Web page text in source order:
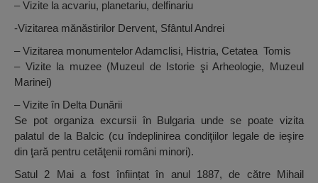
– Vizite la acvariu, planetariu, delfinariu
-Vizitarea mănăstirilor Dervent, Sfântul Andrei
– Vizitarea monumentelor Adamclisi, Histria, Cetatea Tomis
– Vizite la muzee (Muzeul de Istorie şi Arheologie, Muzeul
Marinei)
– Vizite în Delta Dunării
Se pot organiza excursii în Bulgaria unde se poate vizita
palatul de la Balcic (cu îndeplinirea condiţiilor legale de ieşire
din ţară pentru cetăţenii români minori).
Satul 2 Mai a fost înființat în anul 1887, de către Mihail